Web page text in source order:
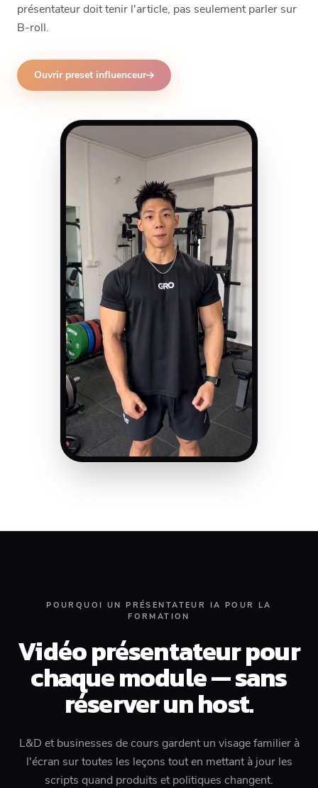
présentateur doit tenir l'article, pas seulement parler sur
B-roll.
Ouvrir preset influenceur
POURQUOI UN PRÉSENTATEUR IA POUR LA
FORMATION
Vidéo présentateur pour
chaque module — sans
réserver un host.
L&D et businesses de cours gardent un visage familier à
l'écran sur toutes les leçons tout en mettant à jour les
scripts quand produits et politiques changent.